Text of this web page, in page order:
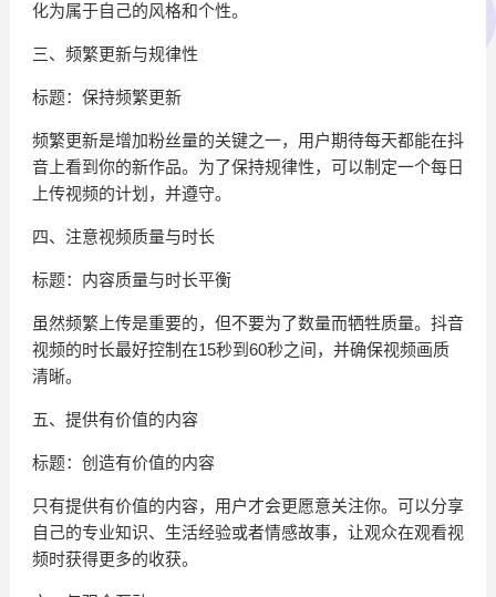
化为属于自己的风格和个性。
三、频繁更新与规律性
标题：保持频繁更新
频繁更新是增加粉丝量的关键之一，用户期待每天都能在抖
音上看到你的新作品。为了保持规律性，可以制定一个每日
上传视频的计划，并遵守。
四、注意视频质量与时长
标题：内容质量与时长平衡
虽然频繁上传是重要的，但不要为了数量而牺牲质量。抖音
视频的时长最好控制在15秒到60秒之间，并确保视频画质
清晰。
五、提供有价值的内容
标题：创造有价值的内容
只有提供有价值的内容，用户才会更愿意关注你。可以分享
自己的专业知识、生活经验或者情感故事，让观众在观看视
频时获得更多的收获。